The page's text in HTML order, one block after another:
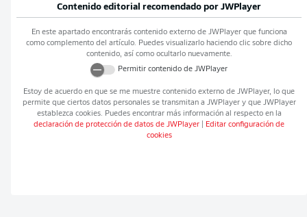
Contenido editorial recomendado por JWPlayer
En este apartado encontrarás contenido externo de JWPlayerque funciona
como complemento del artículo. Puedes visualizarlo haciendo clic sobre dicho
contenido, así como ocultarlo nuevamente.
Permitir contenido de JWPlayer
Estoy de acuerdo en que se me muestre contenido externo de JWPlayer, lo que
permite que ciertos datos personales se transmitan a JWPlayery que JWPlayer
establezca cookies. Puedes encontrar más información al respecto en la
declaración de protección de datos de JWPlayer
Editar configuración de
cookies